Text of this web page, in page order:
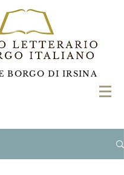
BORGO DI IRSINA